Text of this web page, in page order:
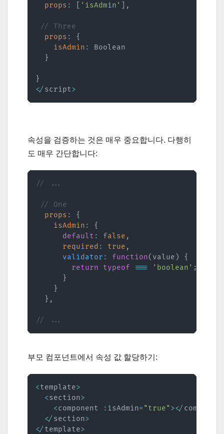
props : 'isAdmin' ,
// Three
props :
{
isAdmin :
Boolean
}
}
</ script>
속성을 검증하는 것은 매우 중요합니다. 다행히
도 매우 간단합니다:
// ...
// One
props :
{
isAdmin :
{
default : false ,
required : true ,
validator : function( value )
{
return
typeof === 'boolean' ;
}
}
} ,
// ...
부모 컴포넌트에서 속성 값 할당하기:
<template>
<section>
<component : isAdmin= "true"></ component
</ section>
</ template>